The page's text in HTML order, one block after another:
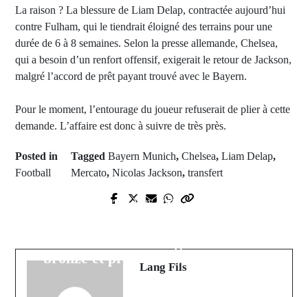
La raison ? La blessure de Liam Delap, contractée aujourd’hui
contre Fulham, qui le tiendrait éloigné des terrains pour une
durée de 6 à 8 semaines. Selon la presse allemande, Chelsea,
qui a besoin d’un renfort offensif, exigerait le retour de Jackson,
malgré l’accord de prêt payant trouvé avec le Bayern.
Pour le moment, l’entourage du joueur refuserait de plier à cette
demande. L’affaire est donc à suivre de très près.
Posted in
Football
Tagged Bayern Munich, Chelsea, Liam Delap,
Mercato, Nicolas Jackson, transfert
Prev Post
CHAN 2024: Le Maroc s'impose
bronze et prix du fair-play pour le
Sénégal
Lang Fils